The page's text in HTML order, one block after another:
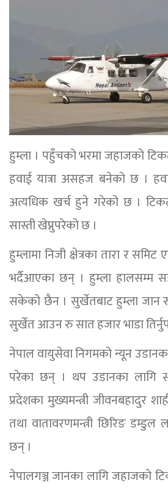
हुम्ला । पहुँचको भरमा जहाजको
हवाई यात्रा असहज बनेको छ ।
अत्यधिक खर्च हुने गरेको छ ।
सास्ती खेप्नुपरेको छ ।
हुम्लामा निजी क्षेत्रका तारा र समिट
भर्दैआएका छन् । हुम्ला हालसम्म
सकेको छैन । सुर्खेतबाट हुम्ला जान
सुर्खेत आउन रु सात हजार भाडा
नेपाल वायुसेवा निगमको न्यून
परेका छन् । थप उडानका लागि
प्रदेशका मुख्यमन्त्री जीवनबहादुर
तथा वातावरणमन्त्री छिरिङ डम्डुल
छन् ।
नेपालगञ्ज जानका लागि जहाजको